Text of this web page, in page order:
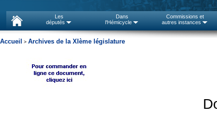
Les
députés
Dans
l'Hémicycle
Commissions et
autres instances
Accueil > Archives de la XIème législature